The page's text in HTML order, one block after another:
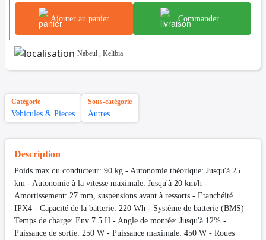
Ajouter au panier Commander
Nabeul , Kelibia
Catégorie
Vehicules & Pieces
Sous-catégorie
Autres
Description
Poids max du conducteur: 90 kg - Autonomie théorique: Jusqu'à 25
km - Autonomie à la vitesse maximale: Jusqu'à 20 km/h -
Amortissement: 27 mm, suspensions avant à ressorts - Etanchéité
IPX4 - Capacité de la batterie: 220 Wh - Système de batterie (BMS) -
Temps de charge: Env 7.5 H - Angle de montée: Jusqu'à 12% -
Puissance de sortie: 250 W - Puissance maximale: 450 W - Roues